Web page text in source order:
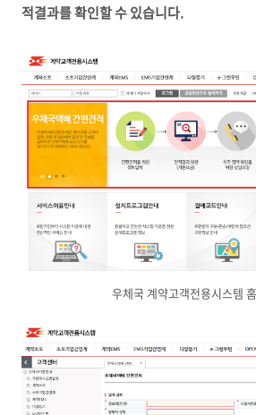
적결과를 확인할 수 있습니다.
우체국 계약고객전용시스템